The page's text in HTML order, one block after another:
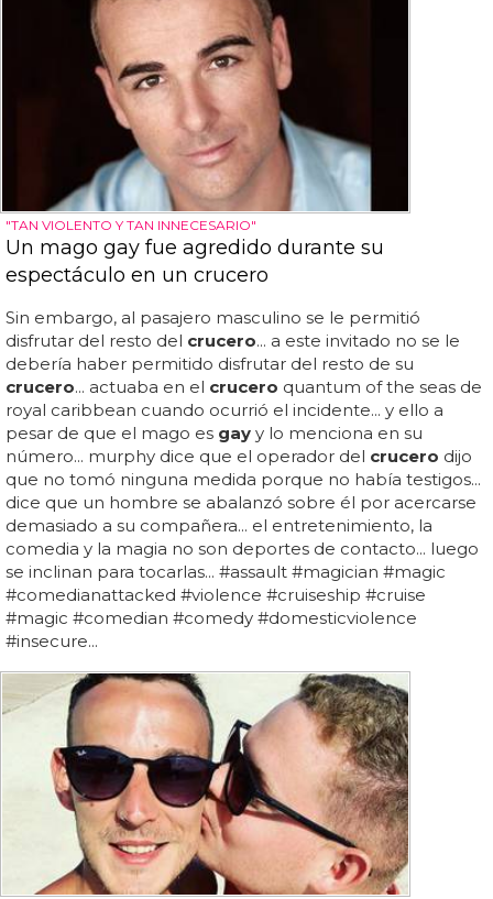
"TAN VIOLENTO Y TAN INNECESARIO"
Un mago gay fue agredido durante su
espectáculo en un crucero
Sin embargo, al pasajero masculino se le permitió
disfrutar del resto del crucero... a este invitado no se le
debería haber permitido disfrutar del resto de su
crucero... actuaba en el crucero quantum of the seas de
royal caribbean cuando ocurrió el incidente... y ello a
pesar de que el mago es gay y lo menciona en su
número... murphy dice que el operador del crucero dijo
que no tomó ninguna medida porque no había testigos...
dice que un hombre se abalanzó sobre él por acercarse
demasiado a su compañera... el entretenimiento, la
comedia y la magia no son deportes de contacto... luego
se inclinan para tocarlas... #assault #magician #magic
#comedianattacked #violence #cruiseship #cruise
#magic #comedian #comedy #domesticviolence
#insecure...